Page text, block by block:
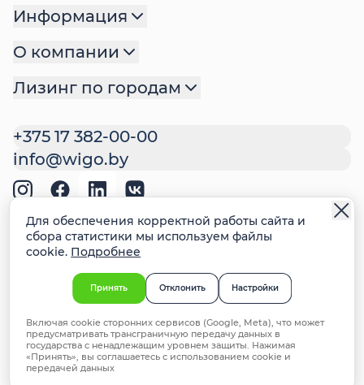
+375 17 382-00-00
info@wigo.by
Информация
О компании
Лизинг по городам
© 2026 ООО "ВИГО Финанс". УНП 192981714,
Минск, ул. Мстиславца 24, офис 172
Политика обработки
персональных данных
Политика файлов cookie
Настройки cookie
Ответственное раскрытие
информации о недостатках систем
безопасности
Для обеспечения корректной работы сайта и
сбора статистики мы используем файлы
cookie. Подробнее
Принять Отклонить Настройки
Включая cookie сторонних сервисов (Google, Meta), что может
предусматривать трансграничную передачу данных в
государства с ненадлежащим уровнем защиты. Нажимая
«Принять», вы соглашаетесь с использованием cookie и
передачей данных